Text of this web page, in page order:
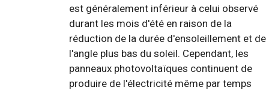
est généralement inférieur à celui observé
durant les mois d'été en raison de la
réduction de la durée d'ensoleillement et de
l'angle plus bas du soleil. Cependant, les
panneaux photovoltaïques continuent de
produire de l'électricité même par temps